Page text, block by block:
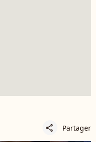
share Partager